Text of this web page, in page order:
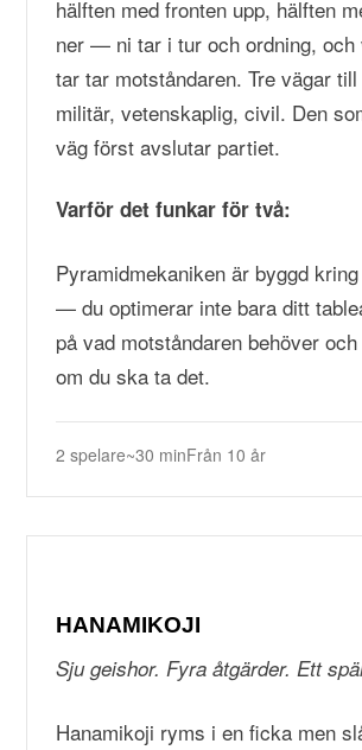
hälften med fronten upp, hälften
ner — ni tar i tur och ordning, och
tar tar motståndaren. Tre vägar
militär, vetenskaplig, civil. Den
väg först avslutar partiet.
Varför det funkar för två:
Pyramidmekaniken är byggd
— du optimerar inte bara ditt
på vad motståndaren behöver
om du ska ta det.
2 spelare~30 minFrån 10 år
HANAMIKOJI
Sju geishor. Fyra åtgärder. Ett
Hanamikoji ryms i en ficka men